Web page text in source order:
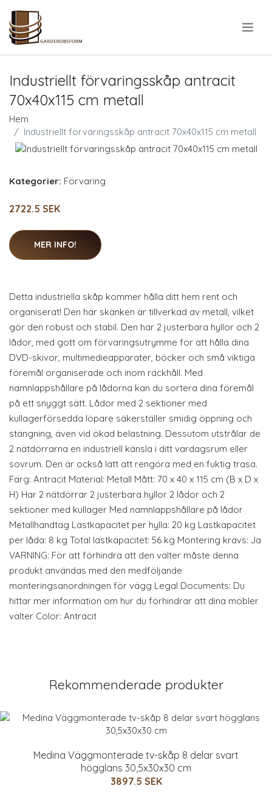
Industriellt förvaringsskåp antracit
70x40x115 cm metall
Hem
Industriellt förvaringsskåp antracit 70x40x115 cm metall
Kategorier: Förvaring
2722.5 SEK
MER INFO!
Detta industriella skåp kommer hålla ditt hem rent och
organiserat! Den här skänken är tillverkad av metall, vilket
gör den robust och stabil. Den har 2 justerbara hyllor och 2
lådor, med gott om förvaringsutrymme för att hålla dina
DVD-skivor, multimedieapparater, böcker och små viktiga
föremål organiserade och inom räckhåll. Med
namnlappshållare på lådorna kan du sortera dina föremål
på ett snyggt sätt. Lådor med 2 sektioner med
kullagerförsedda löpare säkerställer smidig öppning och
stängning, även vid ökad belastning. Dessutom utstrålar de
2 nätdörrarna en industriell känsla i ditt vardagsrum eller
sovrum. Den är också lätt att rengöra med en fuktig trasa.
Färg: Antracit Material: Metall Mått: 70 x 40 x 115 cm (B x D x
H) Har 2 nätdörrar 2 justerbara hyllor 2 lådor och 2
sektioner med kullager Med namnlappshållare på lådor
Metallhandtag Lastkapacitet per hylla: 20 kg Lastkapacitet
per låda: 8 kg Total lastkapacitet: 56 kg Montering krävs: Ja
VARNING: För att förhindra att den välter måste denna
produkt användas med den medföljande
monteringsanordningen för vägg Legal Documents: Du
hittar mer information om hur du förhindrar att dina möbler
välter Color: Antracit
Rekommenderade produkter
Medina Väggmonterade tv-skåp 8 delar svart
högglans 30,5x30x30 cm
3897.5 SEK